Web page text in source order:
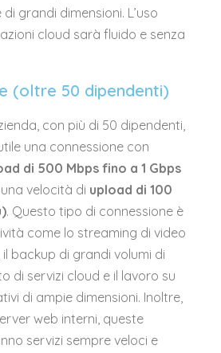
grandi dimensioni. L’uso
cloud sarà fluido e senza
(oltre 50 dipendenti)
con più di 50 dipendenti,
una connessione con
di 500 Mbps fino a 1 Gbps
velocità di upload di 100
. Questo tipo di connessione è
come lo streaming di video
backup di grandi volumi di
di servizi cloud e il lavoro su
di ampie dimensioni. Inoltre,
web interni, queste
servizi sempre veloci e